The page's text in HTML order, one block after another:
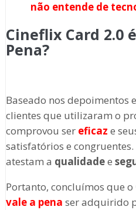
não entende de
Cineflix Card 2.0
Pena?
Baseado nos depoimentos
clientes que utilizaram o
comprovou ser eficaz e
satisfatórios e
atestam a qualidadee
Portanto, concluímos que o
vale a pena ser adquirido